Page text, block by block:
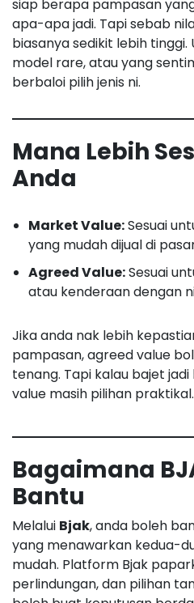
siap berapa pampasan
apa-apa jadi. Tapi sebab
biasanya sedikit lebih
model rare, atau yang
berbaloi pilih jenis ni.
Mana Lebih
Anda
Market Value:Sesuai
yang mudah dijual di
Agreed Value:Sesuai
atau kenderaan dengan
Jika anda nak lebih
pampasan, agreed value
tenang. Tapi kalau bajet
value masih pilihan praktikal.
Bagaimana
Bantu
Melalui Bjak, anda boleh
yang menawarkan kedua-
mudah. Platform Bjak
perlindungan, dan pilihan